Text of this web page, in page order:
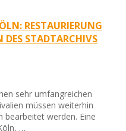
RESTAURIERUNG
STADTARCHIVS
sehr umfangreichen
müssen weiterhin
werden. Eine
…